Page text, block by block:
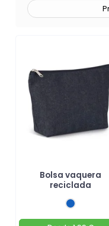
corporativos o
pueden ayudar a
Bolsa vaquera
reciclada